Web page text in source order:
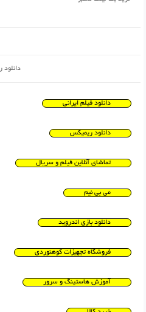
دانلود
دانلود فیلم ایرانی
دانلود ریمیکس
تماشای آنلاین فیلم و سریال
می بی نیم
دانلود بازی اندروید
فروشگاه تجهیزات کوهنوردی
آموزش هاستینگ و سرور